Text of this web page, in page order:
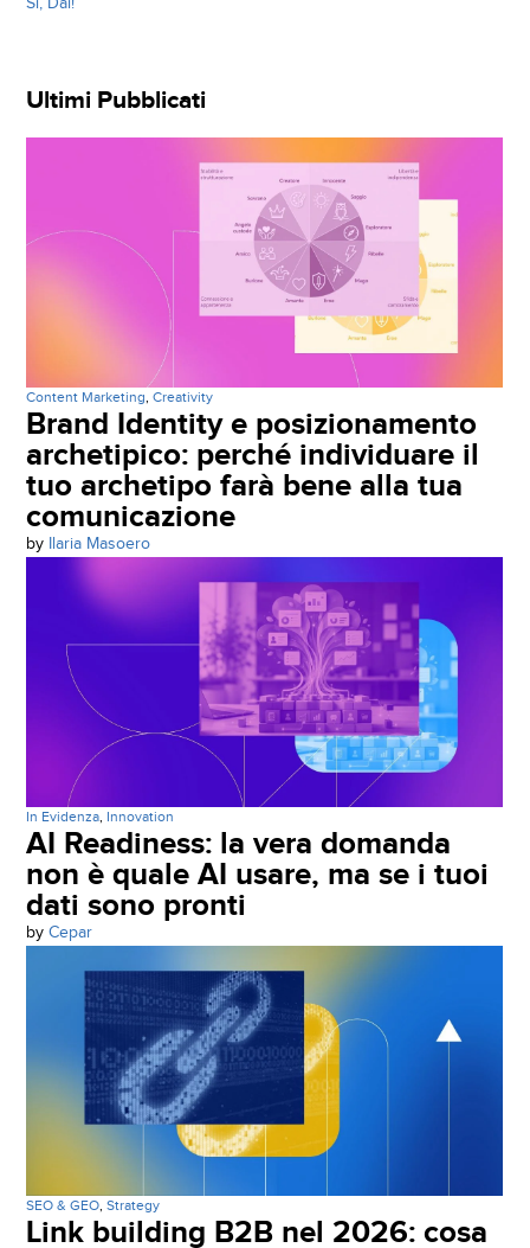
Ultimi Pubblicati
Content Marketing,Creativity
Brand Identity e posizionamento
archetipico: perché individuare il
tuo archetipo farà bene alla tua
comunicazione
by Ilaria Masoero
In Evidenza, Innovation
AI Readiness: la vera domanda
non è quale AI usare, ma se i tuoi
dati sono pronti
byCepar
SEO & GEO,Strategy
Link building B2B nel 2026: cosa